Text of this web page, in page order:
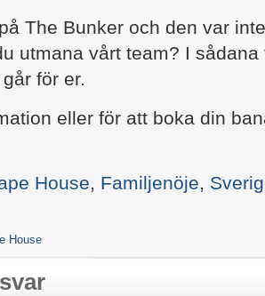
The Bunker och den var
utmana vårt team? I
för er.
eller för att boka din
House, Familjenöje,
House